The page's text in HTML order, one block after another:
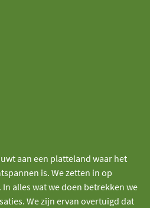
aan een platteland waar het
is. We zetten in op
alles wat we doen betrekken we
We zijn ervan overtuigd dat